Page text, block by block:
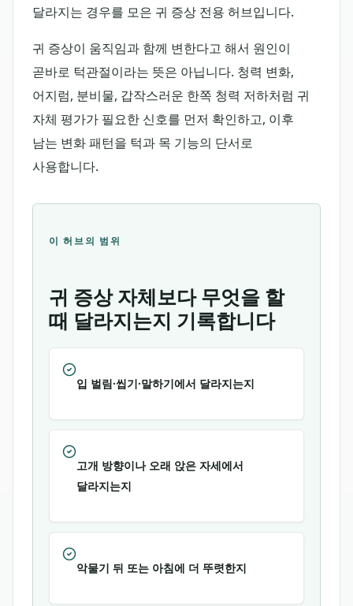
달라지는 경우를 모은 귀 증상 전용 허브입니다.
귀 증상이 움직임과 함께 변한다고 해서 원인이
곧바로 턱관절이라는 뜻은 아닙니다. 청력 변화,
어지럼, 분비물, 갑작스러운 한쪽 청력 저하처럼 귀
자체 평가가 필요한 신호를 먼저 확인하고, 이후
남는 변화 패턴을 턱과 목 기능의 단서로
사용합니다.
이 허브의 범위
귀 증상 자체보다 무엇을 할
때 달라지는지 기록합니다
입 벌림·씹기·말하기에서 달라지는지
고개 방향이나 오래 앉은 자세에서
달라지는지
악물기 뒤 또는 아침에 더 뚜렷한지